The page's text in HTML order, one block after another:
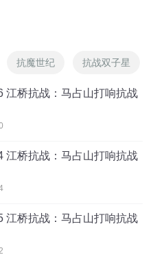
抗魔世纪 抗战双子星
江桥抗战：马占山打响抗战
江桥抗战：马占山打响抗战
江桥抗战：马占山打响抗战